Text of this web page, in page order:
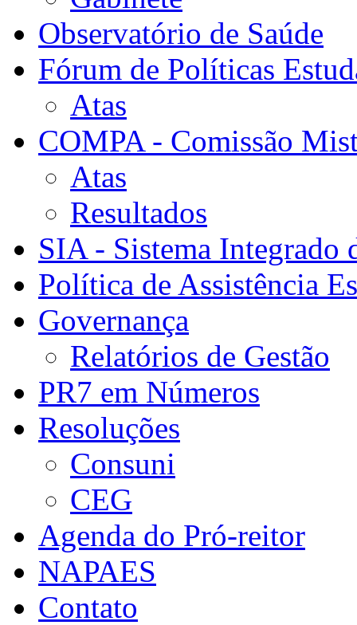
Observatório de Saúde
Fórum de Políticas
Atas
COMPA - Comissão
Atas
Resultados
SIA - Sistema Integrado
Política de Assistência
Governança
Relatórios de Gestão
PR7 em Números
Resoluções
Consuni
CEG
Agenda do Pró-reitor
NAPAES
Contato